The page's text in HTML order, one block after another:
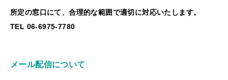
所定の窓口にて、合理的な範囲で適切に対応いたします。
TEL 06-6975-7780
メール配信について